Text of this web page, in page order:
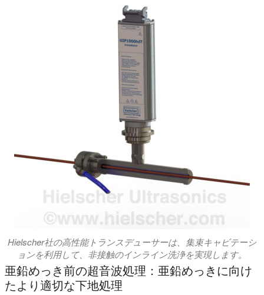
Hielscher社の高性能トランスデューサーは、集束キャビテーシ
ョンを利用して、非接触のインライン洗浄を実現します。
亜鉛めっき前の超音波処理：亜鉛めっきに向け
たより適切な下地処理